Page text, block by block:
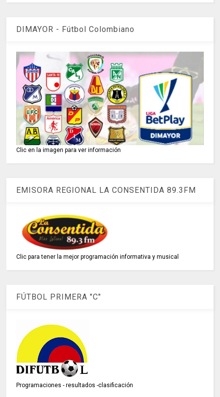
DIMAYOR - Fútbol Colombiano
Clic en la imagen para ver información
EMISORA REGIONAL LA CONSENTIDA 89.3FM
Clic para tener la mejor programación informativa y musical
FÚTBOL PRIMERA "C"
Programaciones - resultados -clasificación